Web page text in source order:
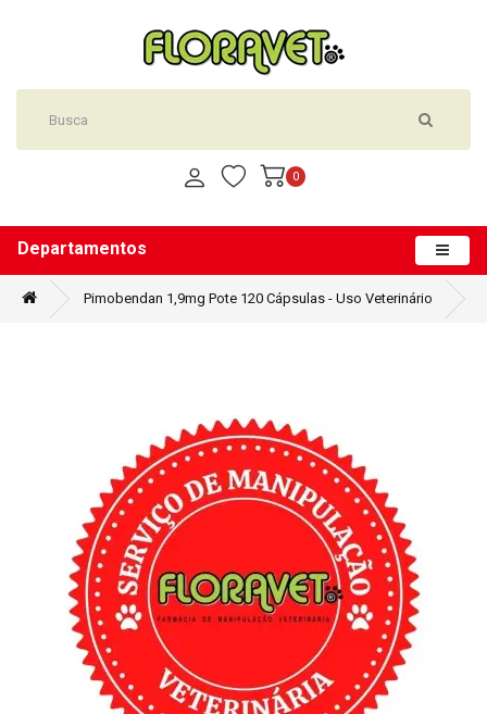
0
Departamentos
Pimobendan 1,9mg Pote 120 Cápsulas - Uso Veterinário